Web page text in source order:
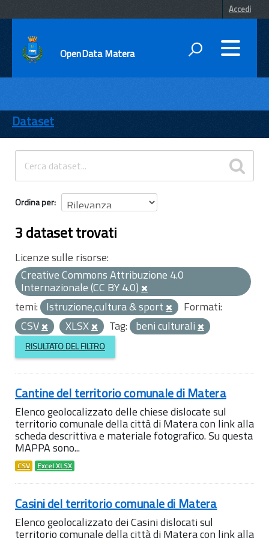
Accedi
OpenData Matera
ENTI
TEMI
INFORMAZIONI
Dataset
Ordina per
3 dataset trovati
Licenze sulle risorse:
Creative Commons Attribuzione 4.0
Internazionale (CC BY 4.0)
temi: Istruzione,cultura & sport
Formati:
CSV
XLSX Tag: beni culturali
RISULTATO DEL FILTRO
Cantine del territorio comunale di Matera
Elenco geolocalizzato delle chiese dislocate sul
territorio comunale della città di Matera con link alla
scheda descrittiva e materiale fotografico. Su questa
MAPPA sono...
CSV Excel XLSX
Casini del territorio comunale di Matera
Elenco geolocalizzato dei Casini dislocati sul
territorio comunale della città di Matera con link alla